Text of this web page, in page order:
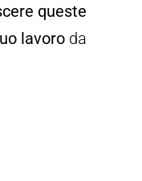
queste
lavoroda